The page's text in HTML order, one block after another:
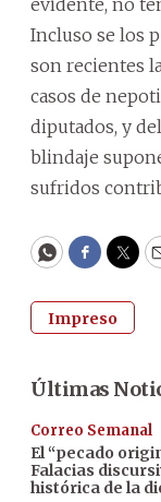
evidente, no
Incluso se los
son recientes
casos de
diputados, y
blindaje
sufridos
WhatsApp
Impreso
Últimas
Correo Semanal
El “pecado
Falacias
histórica de la